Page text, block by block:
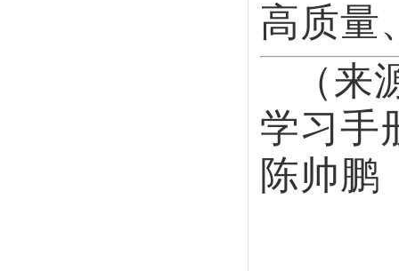
地址：商丘市北海东
版权所有@ 2013 商丘学院机